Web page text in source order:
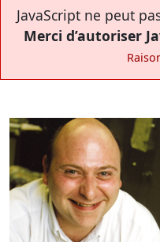
JavaScript ne peut
Merci d’autoriser